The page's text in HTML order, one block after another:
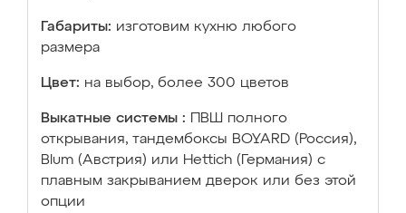
Габариты: изготовим кухню любого
размера
Цвет: на выбор, более 300 цветов
Выкатные системы :
ПВШ полного
открывания, тандембоксы BOYARD (Россия),
Blum (Австрия) или Hettich (Германия) с
плавным закрыванием дверок или без этой
опции